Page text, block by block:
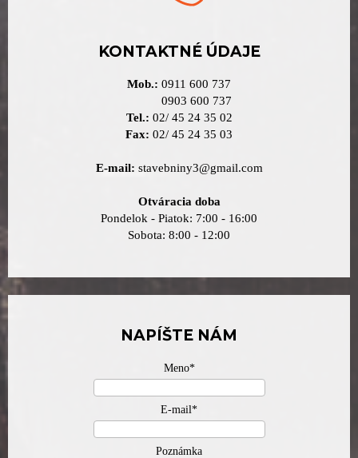
KONTAKTNÉ ÚDAJE
Mob.: 0911 600 737
0903 600 737
Tel.: 02/ 45 24 35 02
Fax: 02/ 45 24 35 03
E-mail: stavebniny3@gmail.com
Otváracia doba
Pondelok - Piatok: 7:00 - 16:00
Sobota: 8:00 - 12:00
NAPÍŠTE NÁM
Meno*
E-mail*
Poznámka